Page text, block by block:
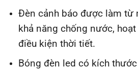
Đèn cảnh báo được làm từ
khả năng chống nước,
điều kiện thời tiết.
Bóng đèn led có kích